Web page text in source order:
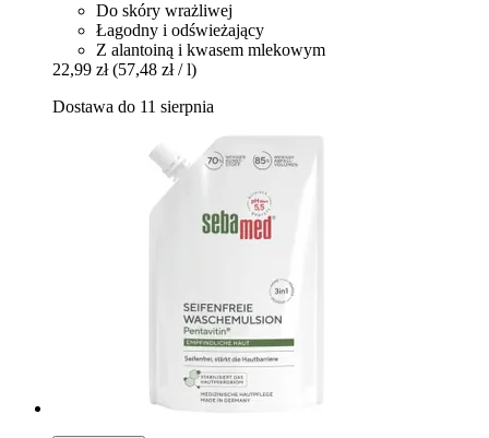
Do skóry wrażliwej
Łagodny i odświeżający
Z alantoiną i kwasem mlekowym
22,99 zł (57,48 zł / l)
Dostawa do 11 sierpnia